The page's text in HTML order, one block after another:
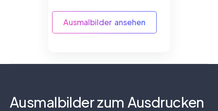
Ausmalbilder ansehen
Ausmalbilder zum Ausdrucken